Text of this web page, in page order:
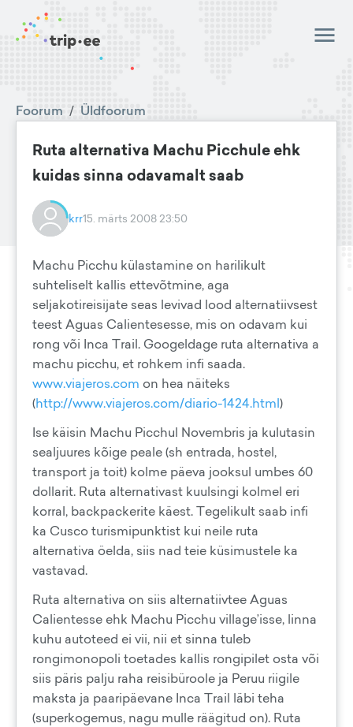
Foorum / Üldfoorum
Ruta alternativa Machu Picchule ehk
kuidas sinna odavamalt saab
krr15. märts 2008 23:50
Machu Picchu külastamine on harilikult
suhteliselt kallis ettevõtmine, aga
seljakotireisijate seas levivad lood alternatiivsest
teest Aguas Calientesesse, mis on odavam kui
rong või Inca Trail. Googeldage ruta alternativa a
machu picchu, et rohkem infi saada.
www.viajeros.com on hea näiteks
(http://www.viajeros.com/diario-1424.html)
Ise käisin Machu Picchul Novembris ja kulutasin
sealjuures kõige peale (sh entrada, hostel,
transport ja toit) kolme päeva jooksul umbes 60
dollarit. Ruta alternativast kuulsingi kolmel eri
korral, backpackerite käest. Tegelikult saab infi
ka Cusco turismipunktist kui neile ruta
alternativa öelda, siis nad teie küsimustele ka
vastavad.
Ruta alternativa on siis alternatiivtee Aguas
Calientesse ehk Machu Picchu village’isse, linna
kuhu autoteed ei vii, nii et sinna tuleb
rongimonopoli toetades kallis rongipilet osta või
siis päris palju raha reisibüroole ja Peruu riigile
maksta ja paaripäevane Inca Trail läbi teha
(superkogemus, nagu mulle räägitud on). Ruta